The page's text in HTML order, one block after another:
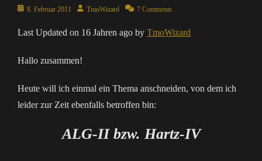
Posted8. Februar 2011 AuthorTmoWizard 7 Comments
Last Updated on 16 Jahren ago by TmoWizard
Hallo zusammen!
Heute will ich einmal ein Thema anschneiden, von dem ich
leider zur Zeit ebenfalls betroffen bin:
ALG-II bzw. Hartz-IV